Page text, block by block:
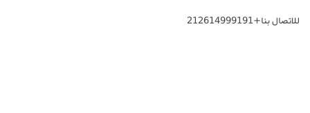
للاتصال بنا+212614999191